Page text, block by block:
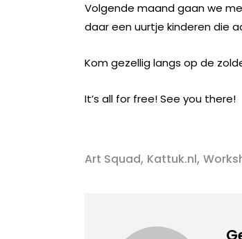
Volgende maand gaan we
daar een uurtje kinderen die
Kom gezellig langs op de
It’s all for free! See you there!
Art Squad, Kattuk.nl,